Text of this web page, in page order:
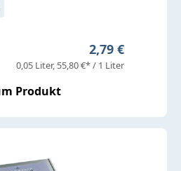
Regulärer
2,79 €
0,05 Liter 55,80 €* / 1 Liter
Produkt